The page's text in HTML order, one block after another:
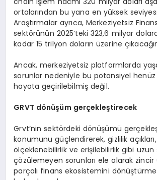
ortalarından bu yana en yüksek
Araştırmalar ayrıca, Merkeziyetsiz
sektörünün 2025’teki 323,6 milyar
kadar 15 trilyon doların üzerine
Ancak, merkeziyetsiz platformlarda
sorunlar nedeniyle bu potansiyel
hayata geçirilebilmiş değil.
GRVT dönüşüm gerçekleştirecek
Grvt’nin sektördeki dönüşümü
konumunu güçlendirerek, gizlilik
ölçeklenebilirlik ve erişilebilirlik gibi uzun
çözülemeyen sorunları ele alarak zincir
parçalı finans ekosistemini